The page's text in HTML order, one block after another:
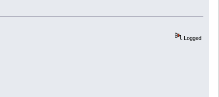
Logged